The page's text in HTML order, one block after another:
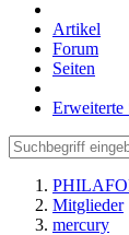
Artikel
Forum
Seiten
Erweiterte
Mitglieder
mercury